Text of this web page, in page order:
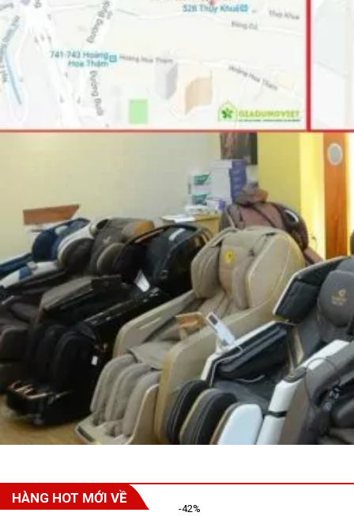
HÀNG HOT MỚI VỀ
-42%